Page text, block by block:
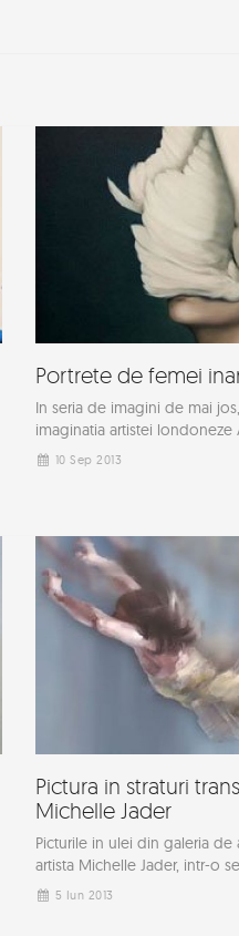
Portrete de femei
In seria de imagini de mai
imaginatia artistei londoneze
10 Sep 2013
Pictura in straturi
Michelle Jader
Picturile in ulei din galeria de
artista Michelle Jader, intr-o
5 Iun 2013